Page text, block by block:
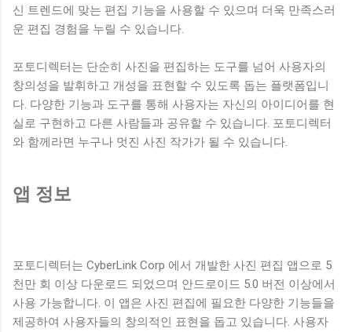
신 트렌드에 맞는 편집 기능을 사용할 수 있으며 더욱 만족스러
운 편집 경험을 누릴 수 있습니다.
포토디렉터는 단순히 사진을 편집하는 도구를 넘어 사용자의
창의성을 발휘하고 개성을 표현할 수 있도록 돕는 플랫폼입니
다. 다양한 기능과 도구를 통해 사용자는 자신의 아이디어를 현
실로 구현하고 다른 사람들과 공유할 수 있습니다. 포토디렉터
와 함께라면 누구나 멋진 사진 작가가 될 수 있습니다.
앱 정보
포토디렉터는 CyberLink Corp 에서 개발한 사진 편집 앱으로 5
천만 회 이상 다운로드 되었으며 안드로이드 5.0 버전 이상에서
사용 가능합니다. 이 앱은 사진 편집에 필요한 다양한 기능들을
제공하여 사용자들의 창의적인 표현을 돕고 있습니다. 사용자